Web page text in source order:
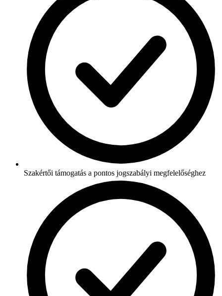
Szakértői támogatás a pontos jogszabályi megfelelőséghez